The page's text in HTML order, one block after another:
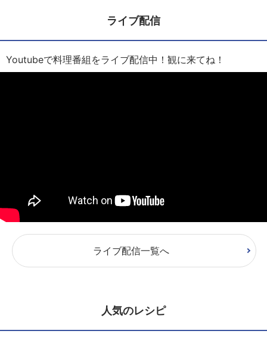
ライブ配信
Youtubeで料理番組をライブ配信中！観に来てね！
ライブ配信一覧へ
人気のレシピ